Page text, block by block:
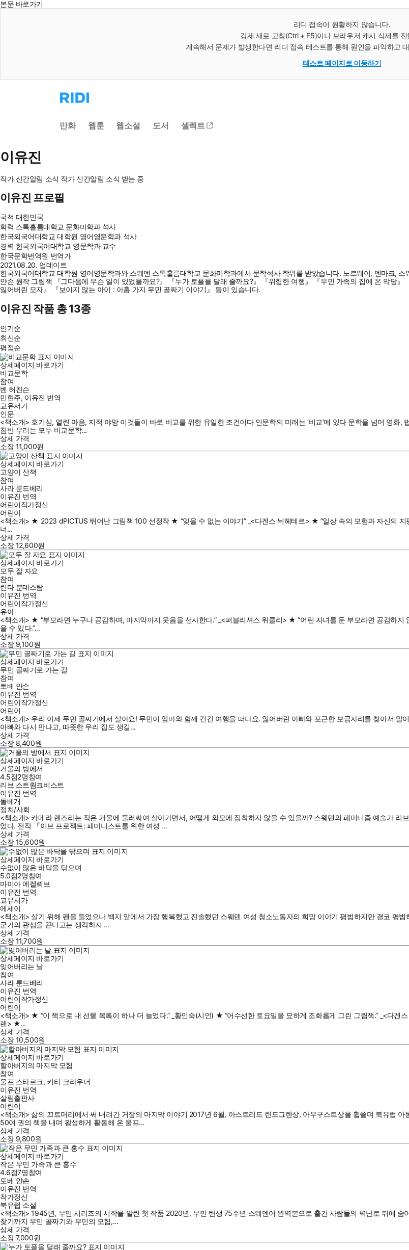
본문 바로가기
리디 접속이 원활하지 않습니다.
강제 새로 고침(Ctrl + F5)이나 브라우저 캐시 삭제를 진
계속해서 문제가 발생한다면 리디 접속 테스트를 통해 원인을 파악하고
테스트 페이지로 이동하기
리
디
으
로
만화 웹툰 웹소설 도서 셀렉트
이유진
작가 신간알림 소식 작가 신간알림 소식 받는 중
이유진 프로필
국적 대한민국
학력 스톡홀름대학교 문화미학과 석사
한국외국어대학교 대학원 영어영문학과 석사
경력 한국외국어대학교 영문학과 교수
한국문학번역원 번역가
2021.08.20. 업데이트
한국외국어대학교 대학원 영어영문학과와 스웨덴 스톡홀름대학교 문화미학과에서 문학석사 학위를 받았습니다. 노르웨이, 덴마크,
얀손 원작 그림책 『그다음에 무슨 일이 있었을까요?』 『누가 토플을 달래 줄까요?』 『위험한 여행』 『무민 가족의 집에 온 악당
잃어버린 모자』 『보이지 않는 아이 : 아홉 가지 무민 골짜기 이야기』 등이 있습니다.
이유진 작품 총 13종
인기순
최신순
평점순
상세페이지 바로가기
비교문학
참여
벤 허친슨
민현주, 이유진 번역
교유서가
인문
<책소개> 호기심, 열린 마음, 지적 야망 이것들이 바로 비교를 위한 유일한 조건이다 인문학의 미래는 ‘비교’에 있다 문학을 넘어 영
침반 우리는 모두 비교문학...
상세 가격
소장11,000원
상세페이지 바로가기
고양이 산책
참여
사라 룬드베리
이유진 번역
어린이작가정신
어린이
<책소개> ★ 2023 dPICTUS 뛰어난 그림책 100 선정작 ★ “잊을 수 없는 이야기” _<다겐스 뉘헤테르> ★ “일상 속의 모험과 자신의
너...
상세 가격
소장12,600원
상세페이지 바로가기
모두 잘 자요
참여
린다 분데스탐
이유진 번역
어린이작가정신
유아
<책소개> ★ “부모라면 누구나 공감하며, 마지막까지 웃음을 선사한다.” _<퍼블리셔스 위클리> ★ “어린 자녀를 둔 부모라면 공감하
을 수 있다.”...
상세 가격
소장 9,100원
상세페이지 바로가기
무민 골짜기로 가는 길
참여
토베 얀손
이유진 번역
어린이작가정신
어린이
<책소개> 우리 이제 무민 골짜기에서 살아요! 무민이 엄마와 함께 긴긴 여행을 떠나요. 잃어버린 아빠와 포근한 보금자리를 찾아서
아빠와 다시 만나고, 따뜻한 우리 집도 생길...
상세 가격
소장 8,400원
상세페이지 바로가기
거울의 방에서
4.5점2명참여
리브 스트룀크비스트
이유진 번역
돌베개
정치/사회
<책소개> 카메라 렌즈라는 작은 거울에 둘러싸여 살아가면서, 어떻게 외모에 집착하지 않을 수 있을까? 스웨덴의 페미니즘 예술가 리
었다. 전작 『이브 프로젝트: 페미니스트를 위한 여성 ...
상세 가격
소장15,600원
상세페이지 바로가기
수없이 많은 바닥을 닦으며
5.0점2명참여
마이아 에켈뢰브
이유진 번역
교유서가
에세이
<책소개> 살기 위해 펜을 들었으나 백지 앞에서 가장 행복했고 진솔했던 스웨덴 여성 청소노동자의 희망 이야기 평범하지만 결코 평
군가의 관심을 끈다고는 생각하지 ...
상세 가격
소장11,700원
상세페이지 바로가기
잊어버리는 날
참여
사라 룬드베리
이유진 번역
어린이작가정신
어린이
<책소개> ★ “이 책으로 내 선물 목록이 하나 더 늘었다.” _황인숙(시인) ★ “어수선한 토요일을 묘하게 조화롭게 그린 그림책.” _<다
렌> ★...
상세 가격
소장10,500원
상세페이지 바로가기
할아버지의 마지막 모험
참여
울프 스타르크, 키티 크라우더
이유진 번역
살림출판사
어린이
<책소개> 삶의 끄트머리에서 써 내려간 거장의 마지막 이야기 2017년 6월, 아스트리드 린드그렌상, 아우구스트상을 휩쓸며 북유럽
50여 권의 책을 내며 왕성하게 활동해 온 울프...
상세 가격
소장 9,800원
상세페이지 바로가기
작은 무민 가족과 큰 홍수
4.6점7명참여
토베 얀손
이유진 번역
작가정신
북유럽 소설
<책소개> 1945년, 무민 시리즈의 시작을 알린 첫 작품 2020년, 무민 탄생 75주년 스웨덴어 완역본으로 출간 사람들의 벽난로 뒤에
찾기까지 무민 골짜기와 무민의 모험,...
상세 가격
소장7,000원